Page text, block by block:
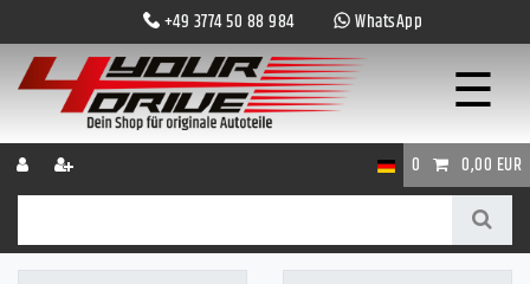
+49 3774 50 88 984 WhatsApp
☰
0 0,00 EUR